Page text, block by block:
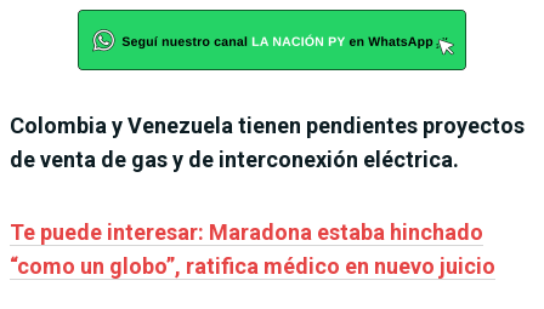
Colombia y Venezuela tienen pendientes proyectos
de venta de gas y de interconexión eléctrica.
Te puede interesar: Maradona estaba hinchado
“como un globo”, ratifica médico en nuevo juicio